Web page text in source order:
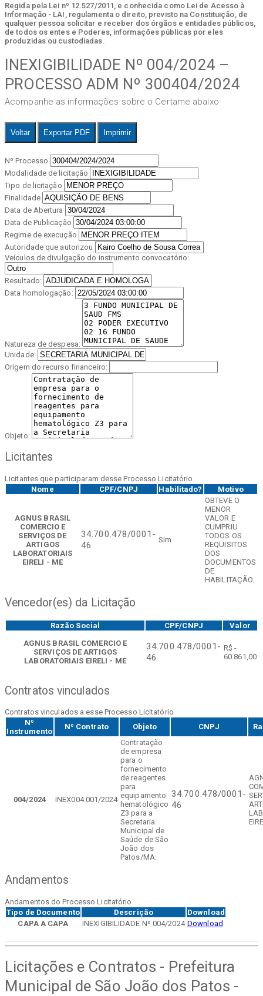
Regida pela Lei nº 12.527/2011, e conhecida como Lei de Acesso à
Informação - LAI, regulamenta o direito, previsto na Constituição, de
qualquer pessoa solicitar e receber dos órgãos e entidades públicos,
de todos os entes e Poderes, informações públicas por eles
produzidas ou custodiadas.
INEXIGIBILIDADE Nº 004/2024 –
PROCESSO ADM Nº 300404/2024
Acompanhe as informações sobre o Certame abaixo
Voltar Exportar PDF Imprimir
Nº Processo
Modalidade de licitação
Tipo de licitação
Finalidade
Data de Abertura
Data de Publicação
Regime de execução
Autoridade que autorizou
Veículos de divulgação do instrumento convocatório:
Resultado:
Data homologação:
Natureza de despesa:
Unidade:
Origem do recurso financeiro:
Objeto:
Licitantes
Licitantes que participaram desse Processo Licitatório
Nome
CPF/CNPJ Habilitado? Motivo
AGNUS BRASIL
COMERCIO E
SERVIÇOS DE
ARTIGOS
LABORATORIAIS
EIRELI - ME
34.700.478/0001-
46
Sim
OBTEVE O
MENOR
VALOR E
CUMPRIU
TODOS OS
REQUISITOS
DOS
DOCUMENTOS
DE
HABILITAÇÃO.
Vencedor(es) da Licitação
Razão Social CPF/CNPJ
Valor
AGNUS BRASIL COMERCIO E
SERVIÇOS DE ARTIGOS
LABORATORIAIS EIRELI - ME
34.700.478/0001-
46
R$ -
60.861,00
Contratos vinculados
Contratos vinculados a esse Processo Licitatório
Nº
Instrumento
Nº Contrato Objeto CNPJ
004/2024 INEX004.001/2024
Contratação
de empresa
para o
fornecimento
de reagentes
para
equipamento
hematológico
Z3 para a
Secretaria
Municipal de
Saúde de São
João dos
Patos/MA.
34.700.478/0001-
46
Andamentos
Andamentos do Processo Licitatório
Tipo de Documento
Descrição
Download
CAPA A CAPA
INEXIGIBILIDADE Nº 004/2024 Download
Licitações e Contratos - Prefeitura
Municipal de São João dos Patos -